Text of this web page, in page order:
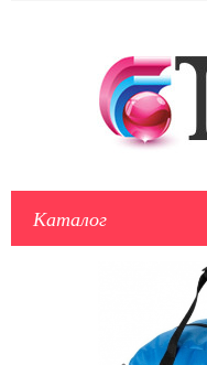
Каталог